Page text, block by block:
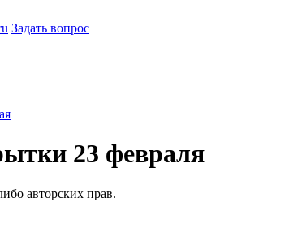
Задать вопрос
23 февраля
авторских прав.